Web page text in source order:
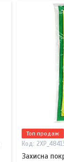
Топ продаж
Захисна